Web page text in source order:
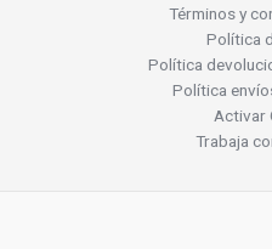
Términos y
Política
Política
Política
Activar
Trabaja